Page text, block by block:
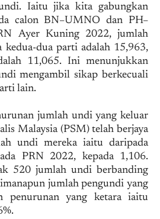
Iaitu jika kita gabungkan
calon BN–UMNO dan PH–
Ayer Kuning 2022, jumlah
kedua-dua parti adalah 15,963,
11,065. Ini menunjukkan
mengambil sikap berkecuali
lain.
jumlah undi yang keluar
Malaysia (PSM) telah berjaya
undi mereka iaitu daripada
PRN 2022, kepada 1,106.
520 jumlah undi berbanding
jumlah pengundi yang
penurunan yang ketara iaitu